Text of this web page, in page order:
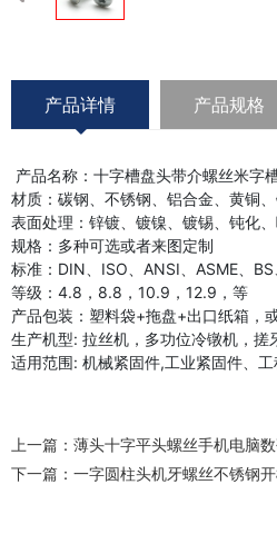
产品详情 产品规格
产品名称：十字槽盘头带介螺丝米字
材质：碳钢、不锈钢、铝合金、黄铜
表面处理：锌镀、镀镍、镀锡、钝化
规格：多种可选或者来图定制
标准：DIN、ISO、ANSI、ASME、
等级：4.8，8.8，10.9，12.9，等
产品包装：塑料袋+拖盘+出口纸箱，
生产机型: 拉丝机，多功位冷镦机，搓
适用范围: 机械紧固件,工业紧固件、
上一篇： 薄头十字平头螺丝手机电脑
下一篇： 一字圆柱头机牙螺丝不锈钢